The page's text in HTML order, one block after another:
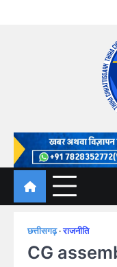
छत्तीसगढ़ राजनीति
CG